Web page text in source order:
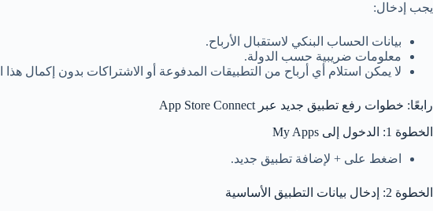
يجب إدخال:
بيانات الحساب البنكي لاستقبال الأرباح.
معلومات ضريبية حسب الدولة.
لا يمكن استلام أي أرباح من التطبيقات المدفوعة أو الاشتراكات بدون إكمال هذا
رابعًا: خطوات رفع تطبيق جديد عبر App Store Connect
الخطوة 1: الدخول إلى My Apps
اضغط على + لإضافة تطبيق جديد.
الخطوة 2: إدخال بيانات التطبيق الأساسية